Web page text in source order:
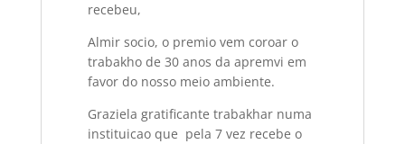
recebeu,
Almir socio, o premio vem coroar o
trabakho de 30 anos da apremvi em
favor do nosso meio ambiente.
Graziela gratificante trabakhar numa
instituicao que pela 7 vez recebe o